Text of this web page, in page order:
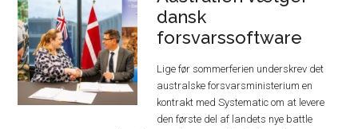
dansk
forsvarssoftware
Lige før sommerferien underskrev det
australske forsvarsministerium en
kontrakt med Systematic om at levere
den første del af landets nye battle